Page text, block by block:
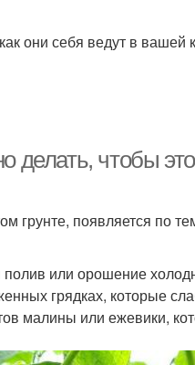
они себя ведут в вашей
делать, чтобы
грунте, появляется по
или орошение
грядках, которые
малины или ежевики,